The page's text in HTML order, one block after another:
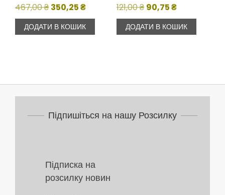
467,00₴ Оригінальна
ціна:
467,00 ₴.
350,25₴Поточна
ціна:
350,25 ₴.
ДОДАТИ В КОШИК
121,00₴ Оригінальна
ціна:
121,00 ₴.
90,75₴Поточна
ціна:
90,75 ₴.
ДОДАТИ В КОШИК
Підпишіться на нашу Розсилку
Підписка на
розсилку новин